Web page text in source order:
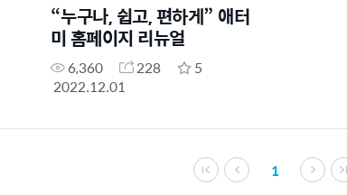
“누구나, 쉽고, 편하게” 애터
미 홈페이지 리뉴얼
6,360 228
5
2022.12.01
1